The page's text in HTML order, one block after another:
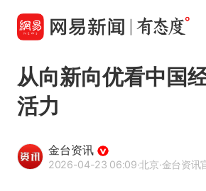
从向新向优看中国
活力
金台资讯
2026-04-23 06:09·北京·金台资讯官